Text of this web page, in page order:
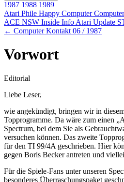
1987 1988 1989
Atari Phile Happy Computer
ACE NSW Inside Info Atari Update
← Computer Kontakt 06 / 1987
Vorwort
Editorial
Liebe Leser,
wie angekündigt, bringen wir in
Topprogramme. Da wäre zum einen
Spectrum, bei dem Sie als
versuchen können. Das zweite
für den TI 99/4A geschrieben. Hier
gegen Boris Becker antreten und
Für die Spiele-Fans unter unseren
besonderes Überraschungspaket